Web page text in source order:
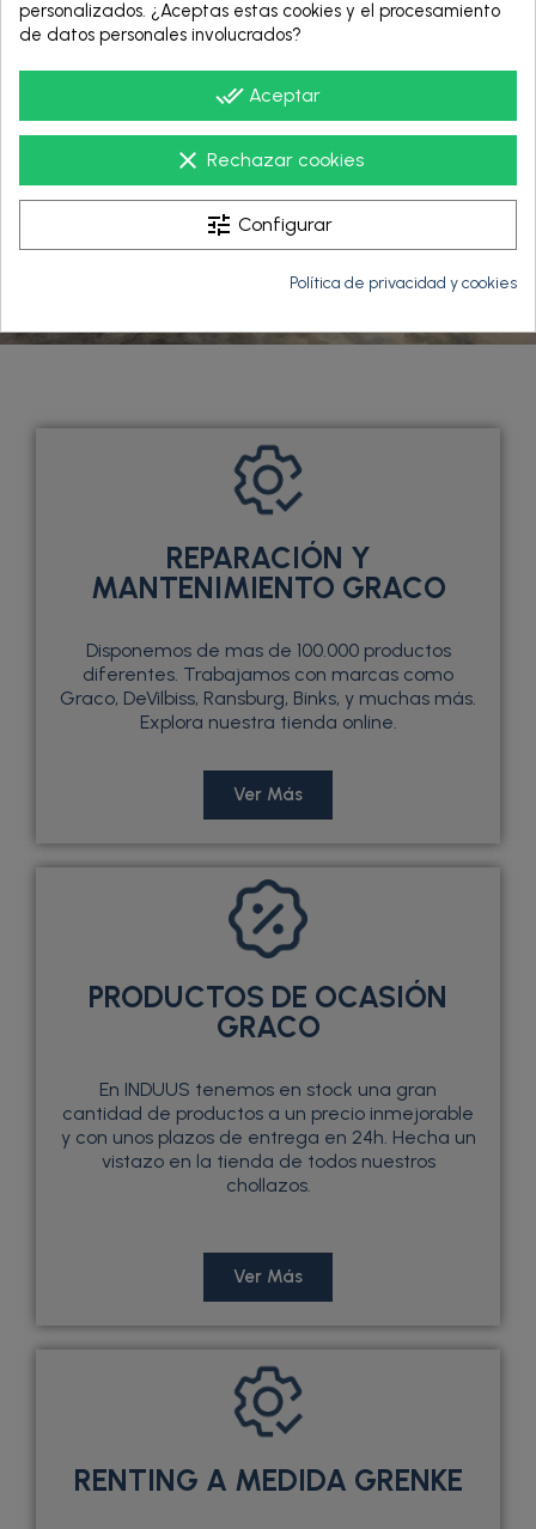
REPARACIÓN Y
MANTENIMIENTO GRACO
Disponemos de mas de 100.000 productos
diferentes. Trabajamos con marcas como
Graco, DeVilbiss, Ransburg, Binks, y muchas más.
Explora nuestra tienda online.
Ver Más
PRODUCTOS DE OCASIÓN
GRACO
En INDUUS tenemos en stock una gran
cantidad de productos a un precio inmejorable
y con unos plazos de entrega en 24h. Hecha un
vistazo en la tienda de todos nuestros
chollazos.
Ver Más
RENTING A MEDIDA GRENKE
personalizados. ¿Aceptas estas cookies y el procesamiento
de datos personales involucrados?
done_all Aceptar
clear Rechazar cookies
tune Configurar
Política de privacidad y cookies